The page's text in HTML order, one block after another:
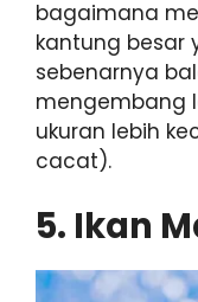
bagaimana
kantung besar
sebenarnya
mengembang
ukuran lebih
cacat).
5. Ikan